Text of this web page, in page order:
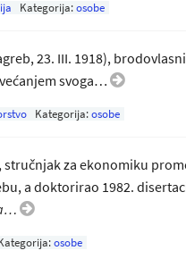
Kategorija:osobe
23. III. 1918),
svoga…
Kategorija:osobe
stručnjak za ekonomiku
a doktorirao 1982.
osobe